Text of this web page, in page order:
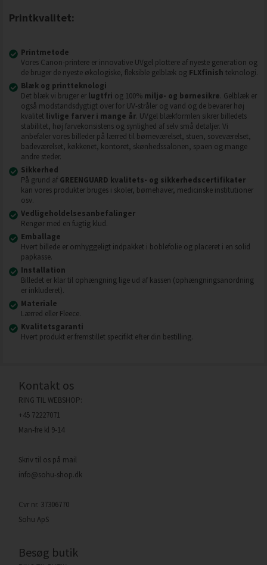
Printkvalitet:
Printmetode
Vores Canon-printere er innovative UVgel plottere af nyeste generation og
de bruger de nyeste økologiske, fleksible gelblæk og FLXfinish teknologi.
Blæk og printteknologi
Det blæk vi bruger er lugtfri og 100% miljø- og børnesikre. Gelblæk er
også modstandsdygtigt over for UV-stråler og vand og de bevarer høj
kvalitet livlige farver i mange år. UVgel blækformlen sikrer billedets
stabilitet, høj farvekonsistens og synlighed af selv små detaljer. Vi
anbefaler vores billeder på lærred til børneværelset, stuen, soveværelset,
badeværelset, køkkenet, kontoret, skønhedssalonen, spaen og mange
andre steder.
Sikkerhed
På grund af GREENGUARD kvalitets- og sikkerhedscertifikater
kan vores produkter bruges i skoler, børnehaver, medicinske institutioner
osv.
Vedligeholdelsesanbefalinger
Rengør med en fugtig klud.
Emballage
Hvert billede er omhyggeligt indpakket i boblefolie og placeret i en solid
papkasse.
Installation
Billedet er klar til ophængning lige ud af kassen (ophængningsanordning
er inkluderet).
Materiale
Lærred eller Fleece.
Kvalitetsgaranti
Hvert produkt er fremstillet specifikt efter din bestilling.
Kontakt os
RING TIL WEBSHOP:
+45 72227071
Man-fre kl 9-14
Skriv til os på mail
info@sohu-shop.dk
Cvr nr. 37306770
Sohu ApS
Besøg butik